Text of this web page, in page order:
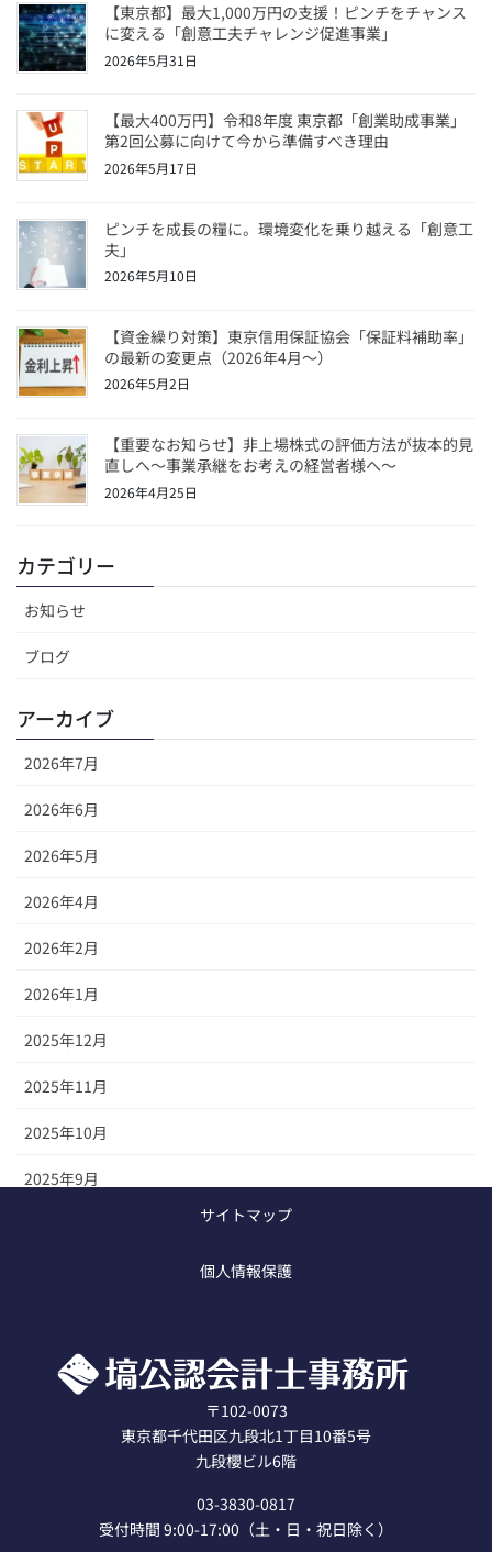
【東京都】最大1,000万円の支援！ピンチをチャンス
に変える「創意工夫チャレンジ促進事業」
2026年5月31日
【最大400万円】令和8年度 東京都「創業助成事業」
第2回公募に向けて今から準備すべき理由
2026年5月17日
ピンチを成長の糧に。環境変化を乗り越える「創意工
夫」
2026年5月10日
【資金繰り対策】東京信用保証協会「保証料補助率」
の最新の変更点（2026年4月〜）
2026年5月2日
【重要なお知らせ】非上場株式の評価方法が抜本的見
直しへ～事業承継をお考えの経営者様へ～
2026年4月25日
カテゴリー
お知らせ
ブログ
アーカイブ
2026年7月
2026年6月
2026年5月
2026年4月
2026年2月
2026年1月
2025年12月
2025年11月
2025年10月
2025年9月
サイトマップ
個人情報保護
〒102-0073
東京都千代田区九段北1丁目10番5号
九段櫻ビル6階
03-3830-0817
受付時間 9:00-17:00（土・日・祝日除く）